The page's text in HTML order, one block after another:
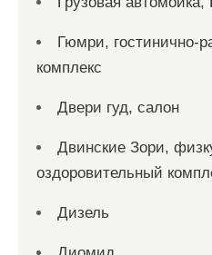
Гюмри, гостинично-
комплекс
Двери гуд, салон
Двинские Зори,
оздоровительный
Дизель